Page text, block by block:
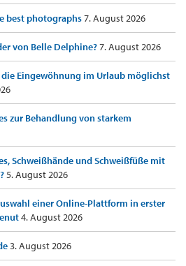
best photographs7. August 2026
von Belle Delphine?7. August 2026
Eingewöhnung im Urlaub möglichst
zur Behandlung von starkem
Schweißhände und Schweißfüße mit
5. August 2026
einer Online-Plattform in erster
4. August 2026
3. August 2026